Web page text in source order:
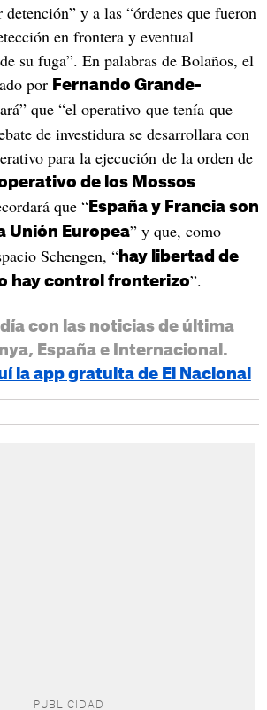
y a las “órdenes que fueron
en frontera y eventual
su fuga”. En palabras de Bolaños, el
por Fernando Grande-
que “el operativo que tenía que
de investidura se desarrollara con
para la ejecución de la orden de
de los Mossos
que “España y Francia son
Unión Europea” y que, como
Schengen, “hay libertad de
hay control fronterizo”.
con las noticias de última
España e Internacional.
la app gratuita de El Nacional